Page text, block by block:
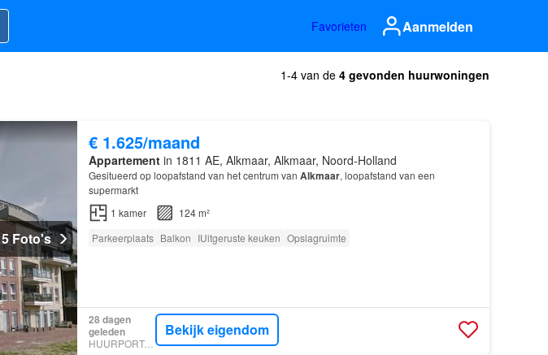
Favorieten Aanmelden
1-4 van de 4 gevonden huurwoningen
5 Foto's
€ 1.625/maand
Appartementin 1811 AE, Alkmaar, Alkmaar, Noord-Holland
Gesitueerd op loopafstand van het centrum van Alkmaar, loopafstand van een
supermarkt
1 kamer
124 m²
Parkeerplaats Balkon IUitgeruste keuken Opslagruimte
28 dagen
geleden
HUURPORTAAL
Bekijk eigendom